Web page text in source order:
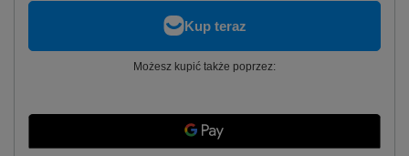
Możesz kupić także poprzez: